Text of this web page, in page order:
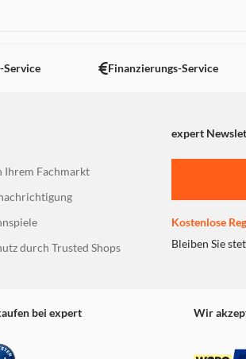
Service Finanzierungs-Service
expert
Ihrem Fachmarkt
durch Trusted Shops
Kostenlose
Bleiben Sie
bei expert Wir